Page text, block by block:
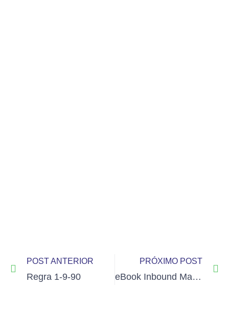
POST ANTERIOR
Regra 1-9-90
PRÓXIMO POST
eBook Inbound Marketing: Baixe Agora!